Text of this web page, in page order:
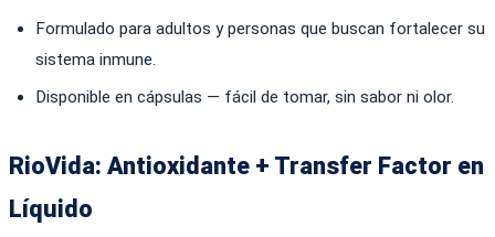
Formulado para adultos y personas que buscan fortalecer su
sistema inmune.
Disponible en cápsulas — fácil de tomar, sin sabor ni olor.
RioVida: Antioxidante + Transfer Factor en
Líquido